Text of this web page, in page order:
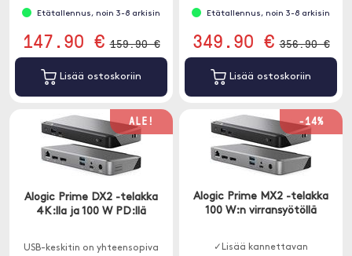
Etätallennus, noin 3-8 arkisin
147.90 € 159.90 €
Lisää ostoskoriin
Etätallennus, noin 3-8 arkisin
349.90 € 356.90 €
Lisää ostoskoriin
ALE!
Alogic Prime DX2 -telakka
4K:lla ja 100 W PD:llä
USB-keskitin on yhteensopiva
-14%
Alogic Prime MX2 -telakka
100 W:n virransyötöllä
✓Lisää kannettavan